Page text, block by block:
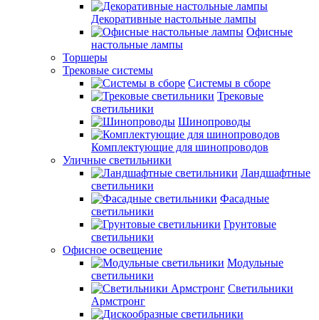
Декоративные настольные лампы
Офисные
настольные лампы
Торшеры
Трековые системы
Системы в сборе
Трековые
светильники
Шинопроводы
Комплектующие для шинопроводов
Уличные светильники
Ландшафтные
светильники
Фасадные
светильники
Грунтовые
светильники
Офисное освещение
Модульные
светильники
Светильники
Армстронг